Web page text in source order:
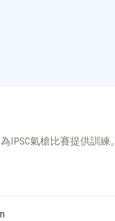
IPSC氣槍比賽提供訓練。